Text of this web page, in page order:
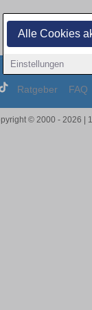
Alle Cookies
Einstellungen
Ratgeber FAQ
© 2000 - 2026 |